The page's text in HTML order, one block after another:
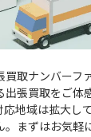
取ナンバーフ
張買取をご体
地域は拡大し
まずはお気軽